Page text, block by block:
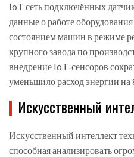
IoT сеть подключённых
данные о работе оборудования
состоянием машин в режиме
крупного завода по
внедрение IoT‑сенсоров
уменьшило расход энергии на
Искусственный
Искусственный интеллект
способная анализировать